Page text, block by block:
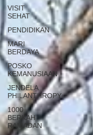
VISIT
SEHAT
PENDIDIKAN
MARI
BERDAYA
POSKO
KEMANUSIAAN
JENDELA
PHILANTHROPY
1000
BERKAH
RAMADAN